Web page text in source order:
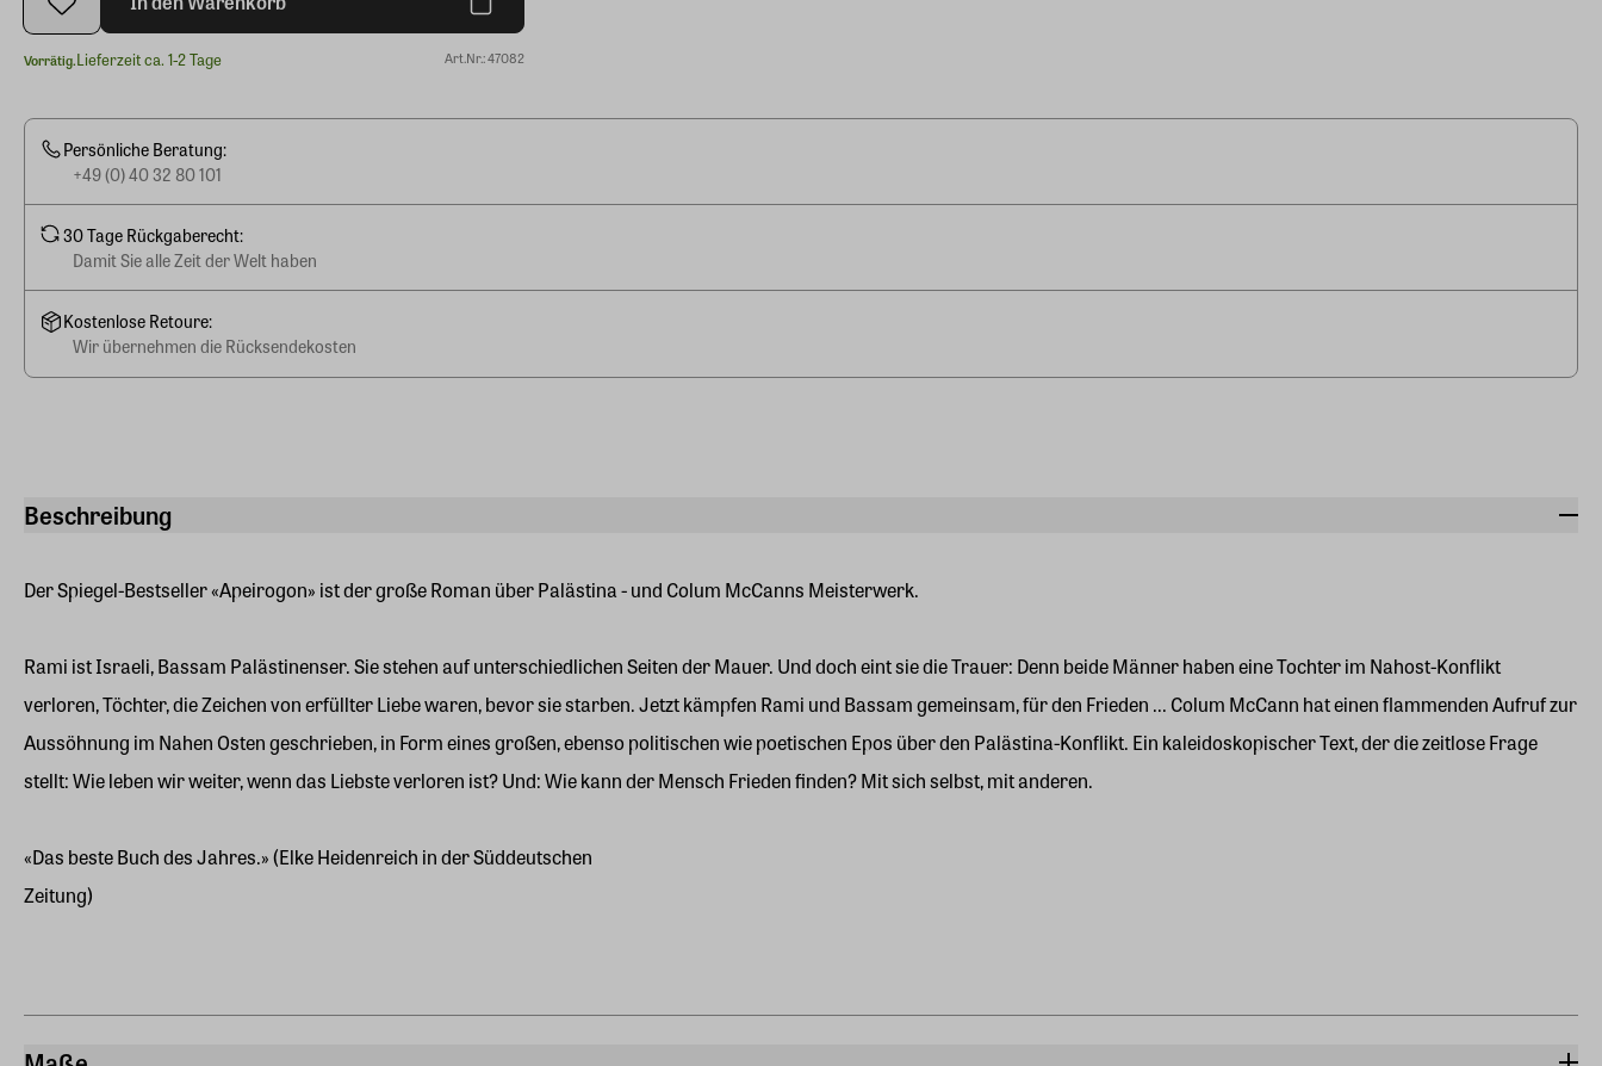
Beschreibung
Der Spiegel-Bestseller «Apeirogon» ist der große Roman über Palästina - und Colum McCanns Meisterwerk.
Rami ist Israeli, Bassam Palästinenser. Sie stehen auf unterschiedlichen Seiten der Mauer. Und doch eint sie die Trauer: Denn beide Männer haben eine Tochter im Nahost-Konflikt
verloren, Töchter, die Zeichen von erfüllter Liebe waren, bevor sie starben. Jetzt kämpfen Rami und Bassam gemeinsam, für den Frieden ... Colum McCann hat einen flammenden Aufruf zur
Aussöhnung im Nahen Osten geschrieben, in Form eines großen, ebenso politischen wie poetischen Epos über den Palästina-Konflikt. Ein kaleidoskopischer Text, der die zeitlose Frage
stellt: Wie leben wir weiter, wenn das Liebste verloren ist? Und: Wie kann der Mensch Frieden finden? Mit sich selbst, mit anderen.
«Das beste Buch des Jahres.» (Elke Heidenreich in der Süddeutschen
Zeitung)
Vorrätig.Lieferzeit ca. 1-2 Tage Art.Nr.: 47082
Persönliche Beratung:
+49 (0) 40 32 80 101
30 Tage Rückgaberecht:
Damit Sie alle Zeit der Welt haben
Kostenlose Retoure:
Wir übernehmen die Rücksendekosten